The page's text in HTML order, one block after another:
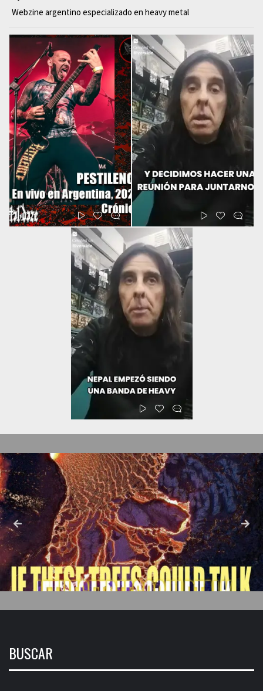
Webzine argentino especializado en heavy metal
BUSCAR